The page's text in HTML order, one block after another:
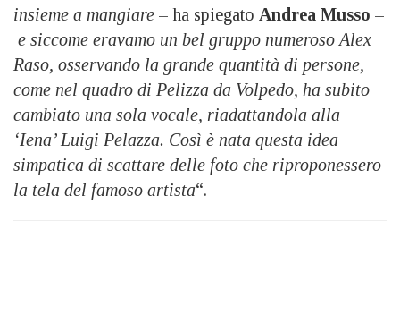
insieme a mangiare – ha spiegato Andrea Musso –
e siccome eravamo un bel gruppo numeroso Alex
Raso, osservando la grande quantità di persone,
come nel quadro di Pelizza da Volpedo, ha subito
cambiato una sola vocale, riadattandola alla
‘Iena’ Luigi Pelazza. Così è nata questa idea
simpatica di scattare delle foto che riproponessero
la tela del famoso artista“.